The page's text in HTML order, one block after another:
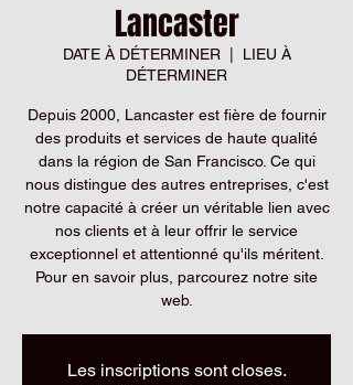
Lancaster
DATE À DÉTERMINER
  |
LIEU À
DÉTERMINER
Depuis 2000, Lancaster est fière de fournir
des produits et services de haute qualité
dans la région de San Francisco. Ce qui
nous distingue des autres entreprises, c'est
notre capacité à créer un véritable lien avec
nos clients et à leur offrir le service
exceptionnel et attentionné qu'ils méritent.
Pour en savoir plus, parcourez notre site
web.
Les inscriptions sont closes.